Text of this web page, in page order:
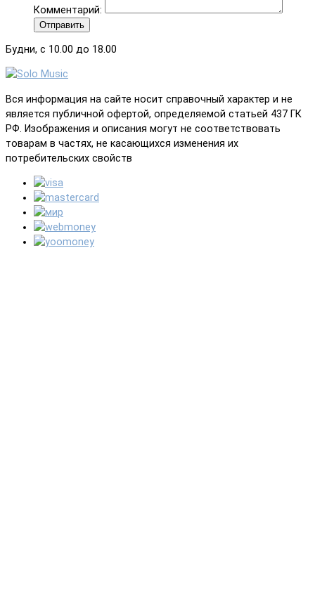
Комментарий:
Отправить
Будни, с 10.00 до 18.00
Вся информация на сайте носит справочный характер и не
является публичной офертой, определяемой статьей 437 ГК
РФ. Изображения и описания могут не соответствовать
товарам в частях, не касающихся изменения их
потребительских свойств